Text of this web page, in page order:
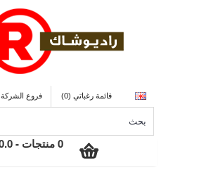
قائمة رغباتي (0) فروع الشركة
0 منتجات - 0.0